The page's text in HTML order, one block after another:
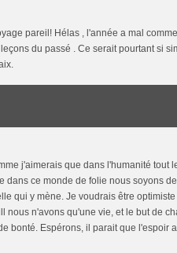
pareil! Hélas , l'année a mal
du passé . Ce serait pourtant si
j'aimerais que dans l'humanité tout
dans ce monde de folie nous soyons
qui y mène. Je voudrais être
nous n'avons qu'une vie, et le but de
bonté. Espérons, il parait que l'espoir